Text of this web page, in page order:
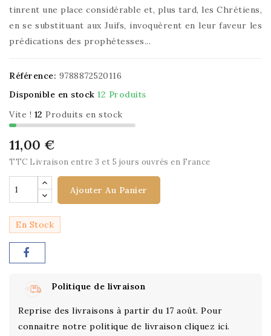
tinrent une place considérable et, plus tard, les Chrétiens,
en se substituant aux Juifs, invoquèrent en leur faveur les
prédications des prophétesses...
Référence: 9788872520116
Disponible en stock 12 Produits
Vite ! 12 Produits en stock
11,00 €
TTC Livraison entre 3 et 5 jours ouvrés en France
Ajouter Au Panier
En Stock
Politique de livraison
Reprise des livraisons à partir du 17 août. Pour
connaitre notre politique de livraison cliquez ici.